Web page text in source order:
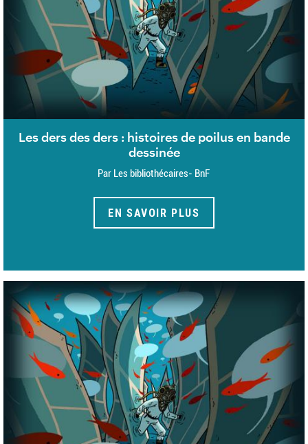
Les ders des ders : histoires de poilus en bande
dessinée
Par Les bibliothécaires- BnF
EN SAVOIR PLUS